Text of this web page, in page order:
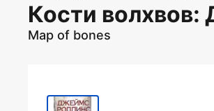
Кости волхвов:
Map of bones